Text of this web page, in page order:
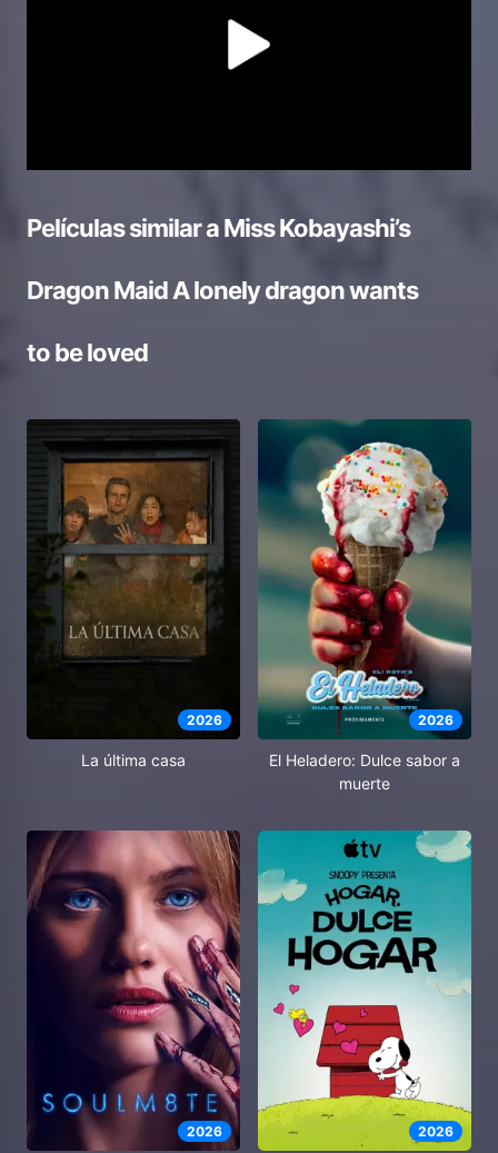
Películas similar aMiss Kobayashi’s
Dragon Maid A lonely dragon wants
to be loved
2026
La última casa
2026
El Heladero: Dulce sabor a
muerte
2026 2026